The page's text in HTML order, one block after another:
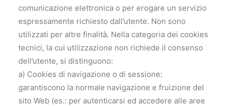
comunicazione elettronica o per erogare un servizio
espressamente richiesto dall’utente. Non sono
utilizzati per altre finalità. Nella categoria dei cookies
tecnici, la cui utilizzazione non richiede il consenso
dell’utente, si distinguono:
a) Cookies di navigazione o di sessione:
garantiscono la normale navigazione e fruizione del
sito Web (es.: per autenticarsi ed accedere alle aree